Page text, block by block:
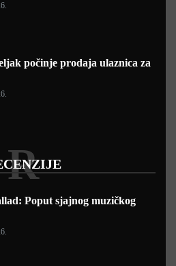
počinje prodaja ulaznica za
R
Poput sjajnog muzičkog